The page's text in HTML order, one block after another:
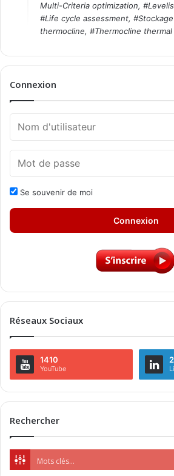
Multi-Criteria optimization, #
#Life cycle assessment, #
thermocline, #Thermocline
Connexion
Se souvenir de moi
Connexion
Réseaux Sociaux
1410
YouTube
Rechercher